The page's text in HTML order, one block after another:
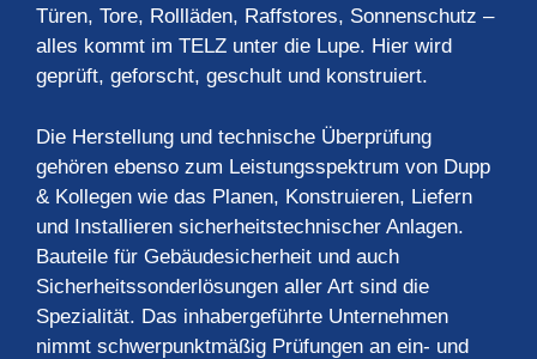
Türen, Tore, Rollläden, Raffstores, Sonnenschutz –
alles kommt im TELZ unter die Lupe. Hier wird
geprüft, geforscht, geschult und konstruiert.
Die Herstellung und technische Überprüfung
gehören ebenso zum Leistungsspektrum von Dupp
& Kollegen wie das Planen, Konstruieren, Liefern
und Installieren sicherheitstechnischer Anlagen.
Bauteile für Gebäudesicherheit und auch
Sicherheitssonderlösungen aller Art sind die
Spezialität. Das inhabergeführte Unternehmen
nimmt schwerpunktmäßig Prüfungen an ein- und